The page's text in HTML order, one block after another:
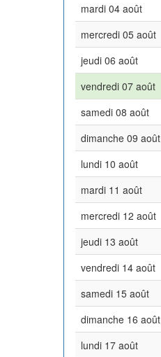
mardi 04 août
mercredi 05 août
jeudi 06 août
vendredi 07 août
samedi 08 août
dimanche 09 août
lundi 10 août
mardi 11 août
mercredi 12 août
jeudi 13 août
vendredi 14 août
samedi 15 août
dimanche 16 août
lundi 17 août